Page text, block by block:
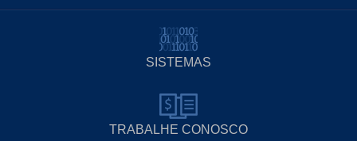
SISTEMAS
TRABALHE CONOSCO